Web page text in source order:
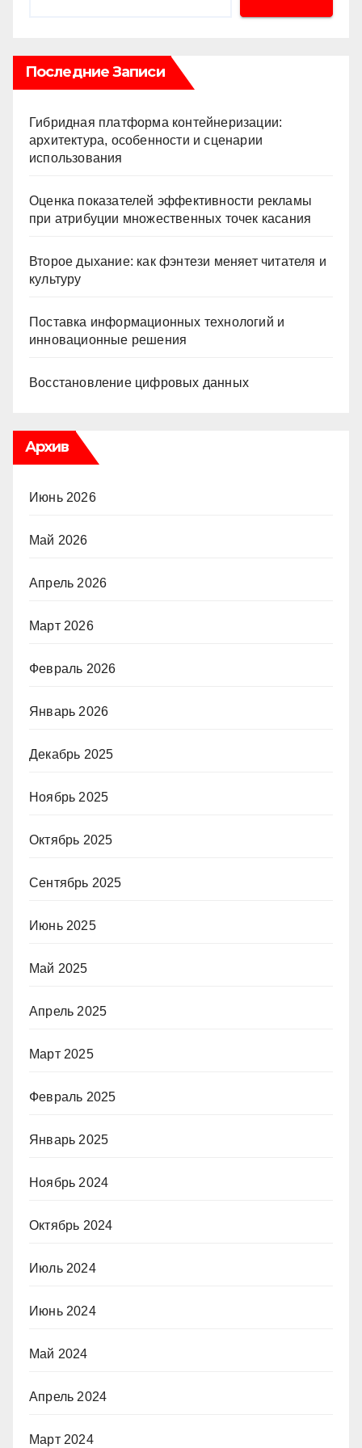
Последние Записи
Гибридная платформа контейнеризации:
архитектура, особенности и сценарии
использования
Оценка показателей эффективности рекламы
при атрибуции множественных точек касания
Второе дыхание: как фэнтези меняет читателя и
культуру
Поставка информационных технологий и
инновационные решения
Восстановление цифровых данных
Архив
Июнь 2026
Май 2026
Апрель 2026
Март 2026
Февраль 2026
Январь 2026
Декабрь 2025
Ноябрь 2025
Октябрь 2025
Сентябрь 2025
Июнь 2025
Май 2025
Апрель 2025
Март 2025
Февраль 2025
Январь 2025
Ноябрь 2024
Октябрь 2024
Июль 2024
Июнь 2024
Май 2024
Апрель 2024
Март 2024